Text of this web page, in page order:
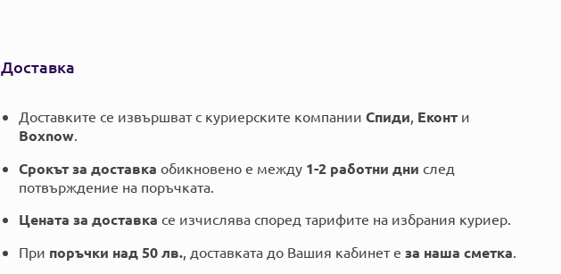
Доставка
Доставките се извършват с куриерските компании Спиди Еконти
Boxnow.
Срокът за доставка обикновено е между 1-2 работни дни след
потвърждение на поръчката.
Цената за доставка се изчислява според тарифите на избрания куриер.
При поръчки над 50 лв., доставката до Вашия кабинет е за наша сметка